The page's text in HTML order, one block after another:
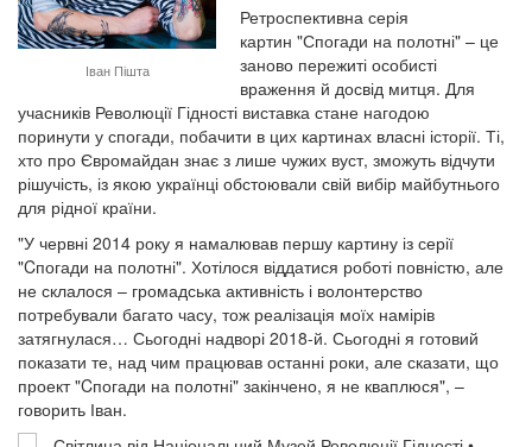
Іван Пішта
Ретроспективна серія
картин "Спогади на полотні" – це
заново пережиті особисті
враження й досвід митця. Для
учасників Революції Гідності виставка стане нагодою
поринути у спогади, побачити в цих картинах власні історії. Ті,
хто про Євромайдан знає з лише чужих вуст, зможуть відчути
рішучість, із якою українці обстоювали свій вибір майбутнього
для рідної країни.
"У червні 2014 року я намалював першу картину із серії
"Cпогади на полотні". Хотілося віддатися роботі повністю, але
не склалося – громадська активність і волонтерство
потребували багато часу, тож реалізація моїх намірів
затягнулася… Сьогодні надворі 2018-й. Сьогодні я готовий
показати те, над чим працював останні роки, але сказати, що
проект "Cпогади на полотні" закінчено, я не кваплюся", –
говорить Іван.